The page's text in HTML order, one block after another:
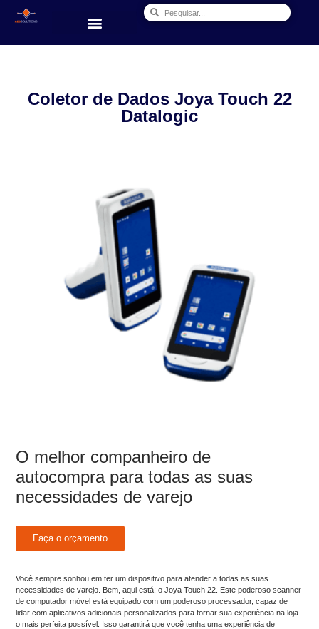
Coletor de Dados Joya Touch 22
Datalogic
O melhor companheiro de
autocompra para todas as suas
necessidades de varejo
Faça o orçamento
Você sempre sonhou em ter um dispositivo para atender a todas as suas
necessidades de varejo. Bem, aqui está: o Joya Touch 22. Este poderoso scanner
de computador móvel está equipado com um poderoso processador, capaz de
lidar com aplicativos adicionais personalizados para tornar sua experiência na loja
o mais perfeita possível. Isso garantirá que você tenha uma experiência de